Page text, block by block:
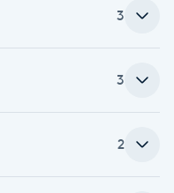
3
3
2